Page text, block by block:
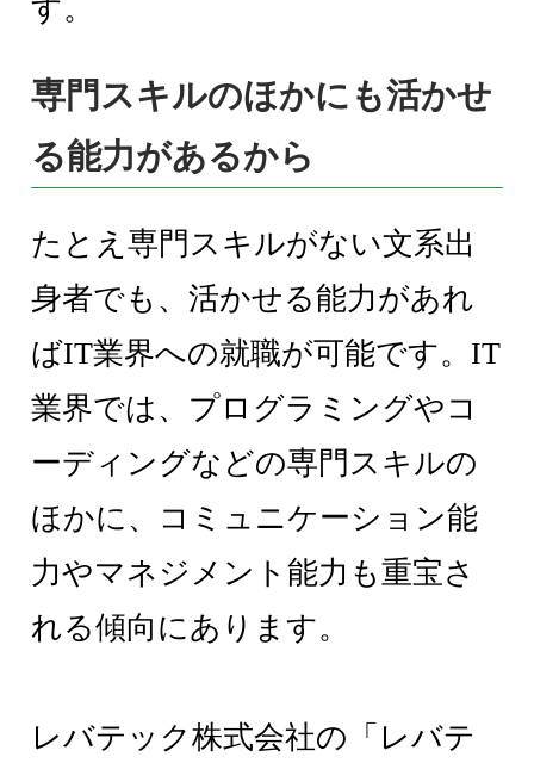
す。
専門スキルのほかにも活かせ
る能力があるから
たとえ専門スキルがない文系出
身者でも、活かせる能力があれ
ばIT業界への就職が可能です。IT
業界では、プログラミングやコ
ーディングなどの専門スキルの
ほかに、コミュニケーション能
力やマネジメント能力も重宝さ
れる傾向にあります。
レバテック株式会社の「レバテ